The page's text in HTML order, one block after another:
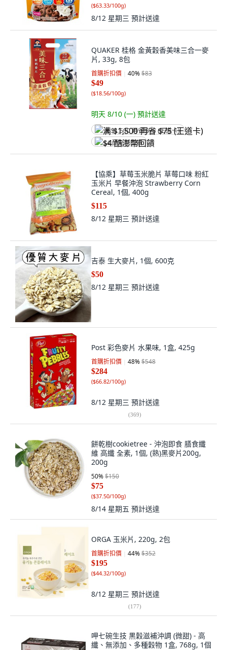
($63.33/100g)
8/12 星期三 預計送達
QUAKER 桂格 金黃穀香美味三合一麥
片, 33g, 8包
首購折扣價 40%$83
$49
($18.56/100g)
明天 8/10 (一) 預計送達
满 $1,500 再省 $75 (王道卡)
$4 酷澎幣回饋
【協乘】草莓玉米脆片 草莓口味 粉紅
玉米片 早餐沖泡 Strawberry Corn
Cereal, 1個, 400g
$115
8/12 星期三 預計送達
吉泰 生大麥片, 1個, 600克
$50
8/12 星期三 預計送達
Post 彩色麥片 水果味, 1盒, 425g
首購折扣價 48%$548
$284
($66.82/100g)
8/12 星期三 預計送達
(369)
餅乾樹cookietree - 沖泡即食 膳食纖
維 高纖 全素, 1個, (熟)黑麥片200g,
200g
50%$150
$75
($37.50/100g)
8/14 星期五 預計送達
ORGA 玉米片, 220g, 2包
首購折扣價 44%$352
$195
($44.32/100g)
8/12 星期三 預計送達
(177)
呷七碗生技 黒穀滋補沖調 (微甜) - 高
纖、無添加、多種穀物 1盒, 768g, 1個